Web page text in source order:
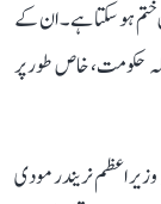
ختم ہو سکتا ہے۔ ان کے
حکومت، خاص طور پر
اعظم نریندر مودی